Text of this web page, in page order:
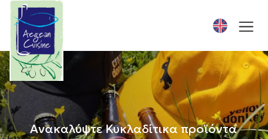
Ανακαλύψτε Κυκλαδίτικα προϊόντα